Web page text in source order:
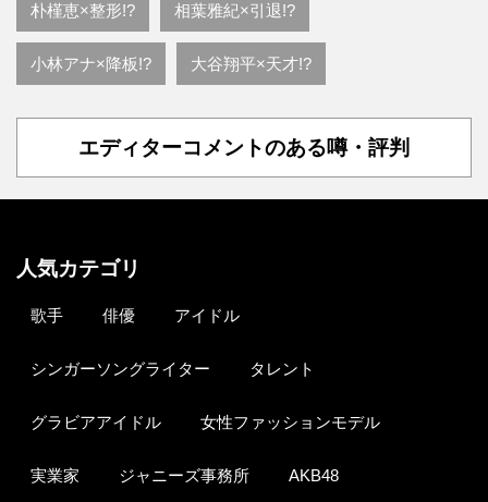
朴槿恵×整形!? 相葉雅紀×引退!?
小林アナ×降板!? 大谷翔平×天才!?
エディターコメントのある噂・評判
人気カテゴリ
歌手 俳優 アイドル
シンガーソングライター タレント
グラビアアイドル 女性ファッションモデル
実業家 ジャニーズ事務所 AKB48